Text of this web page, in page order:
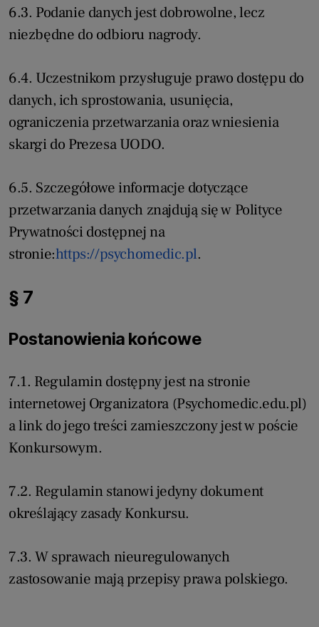
6.3. Podanie danych jest dobrowolne, lecz
niezbędne do odbioru nagrody.
6.4. Uczestnikom przysługuje prawo dostępu do
danych, ich sprostowania, usunięcia,
ograniczenia przetwarzania oraz wniesienia
skargi do Prezesa UODO.
6.5. Szczegółowe informacje dotyczące
przetwarzania danych znajdują się w Polityce
Prywatności dostępnej na
stronie:https://psychomedic.pl.
§ 7
Postanowienia końcowe
7.1. Regulamin dostępny jest na stronie
internetowej Organizatora (Psychomedic.edu.pl)
a link do jego treści zamieszczony jest w poście
Konkursowym.
7.2. Regulamin stanowi jedyny dokument
określający zasady Konkursu.
7.3. W sprawach nieuregulowanych
zastosowanie mają przepisy prawa polskiego.